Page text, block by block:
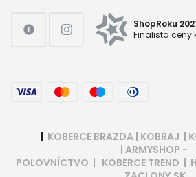
ShopRoku
Finalista ceny
| KOBERCE BRAZDA | KOBRAJ |
| ARMYSHOP -
POĽOVNÍCTVO | KOBERCE TREND |